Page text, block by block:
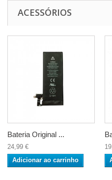
ACESSÓRIOS
Bateria Original ...
24,99 €
Adicionar ao carrinho